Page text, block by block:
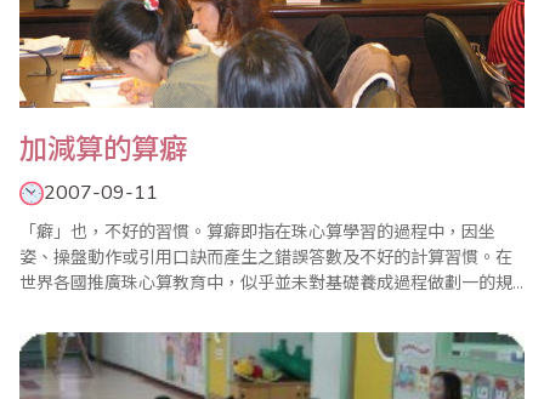
加減算的算癖
2007-09-11
「癖」也，不好的習慣。算癖即指在珠心算學習的過程中，因坐
姿、操盤動作或引用口訣而產生之錯誤答數及不好的計算習慣。在
世界各國推廣珠心算教育中，似乎並未對基礎養成過程做劃一的規
則。可能只是幾個或單一國家自行約定俗成，並訂定檢定及比賽的
標準。這些準則，便衍生出很多教學方法、教案、教材、順序及口
訣等。透過這些不同的要求所完成的訓練，自然有各..